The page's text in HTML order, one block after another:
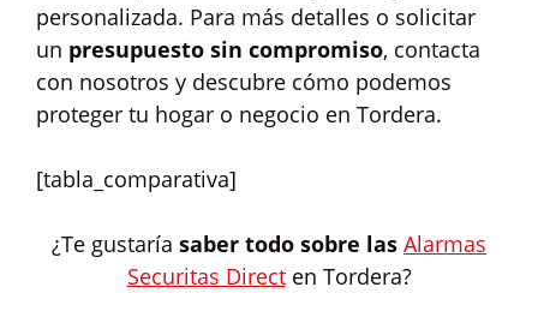
personalizada. Para más detalles o solicitar
un presupuesto sin compromiso, contacta
con nosotros y descubre cómo podemos
proteger tu hogar o negocio en Tordera.
[tabla_comparativa]
¿Te gustaría saber todo sobre las Alarmas
Securitas Directen Tordera?